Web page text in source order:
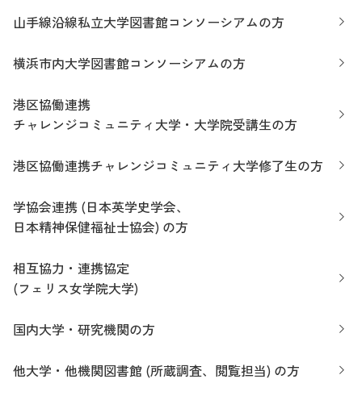
山手線沿線私立大学図書館コンソーシアムの方
横浜市内大学図書館コンソーシアムの方
港区協働連携
チャレンジコミュニティ大学・大学院受講生の方
港区協働連携チャレンジコミュニティ大学修了生の方
学協会連携 (日本英学史学会、
日本精神保健福祉士協会) の方
相互協力・連携協定
(フェリス女学院大学)
国内大学・研究機関の方
他大学・他機関図書館 (所蔵調査、閲覧担当) の方